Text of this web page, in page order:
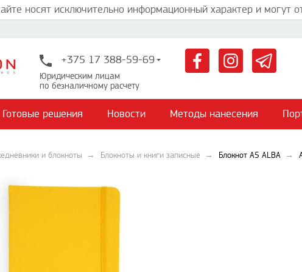
носят исключительно информационный характер и могут
+375 17 388-59-69
Юридическим лицам
по безналичному расчету
Готовые решения Новости Методы нанесения
и блокноты Блокноты и книги записные Блокнот А5 ALBA